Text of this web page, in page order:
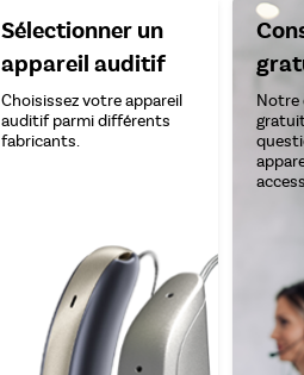
Sélectionner un
appareil auditif
Choisissez votre appareil
auditif parmi différents
fabricants.
Notre